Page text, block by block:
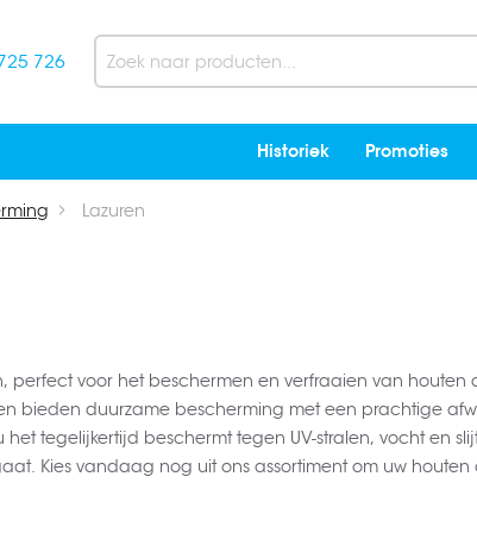
726
Search
Historiek Promoties
Lazuren
voor het beschermen en verfraaien van houten
bieden duurzame bescherming met een prachtige
tegelijkertijd beschermt tegen UV-stralen, vocht en
Kies vandaag nog uit ons assortiment om uw